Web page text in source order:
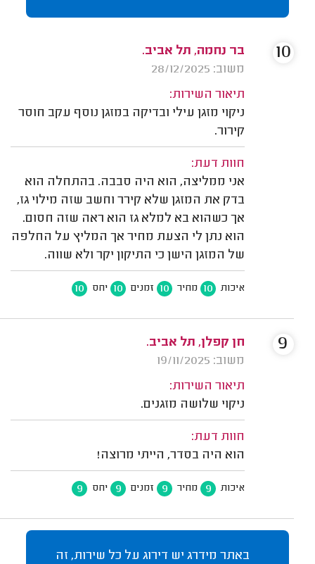
בר נחמה, תל אביב.
משוב: 28/12/2025
תיאור השירות:
ניקוי מזגן עילי ובדיקה במזגן נוסף עקב חוסר
קירור.
חוות דעת:
אני ממליצה, הוא היה סבבה. בהתחלה הוא
בדק את המזגן שלא קירר וחשב שזה מילוי גז,
אך כשהוא בא למלא גז הוא ראה שזה חסום.
הוא נתן לי הצעת מחיר אך המליץ על החלפה
של המזגן הישן כי התיקון יקר ולא שווה.
איכות 10 מחיר 10 זמנים 10 יחס 10
10
חן קפלן, תל אביב.
משוב: 19/11/2025
תיאור השירות:
ניקוי שלושה מזגנים.
חוות דעת:
הוא היה בסדר, הייתי מרוצה!
איכות 9 מחיר 9 זמנים 9 יחס 9
9
באתר מידרג יש דירוג על כל שירות, זה